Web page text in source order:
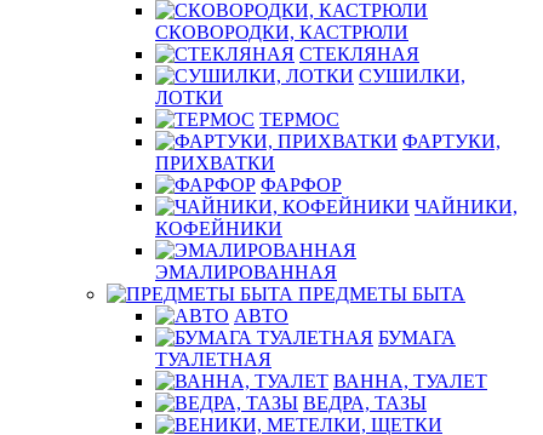
СКОВОРОДКИ, КАСТРЮЛИ
СТЕКЛЯНАЯ
СУШИЛКИ,
ЛОТКИ
ТЕРМОС
ФАРТУКИ,
ПРИХВАТКИ
ФАРФОР
ЧАЙНИКИ,
КОФЕЙНИКИ
ЭМАЛИРОВАННАЯ
ПРЕДМЕТЫ БЫТА
АВТО
БУМАГА
ТУАЛЕТНАЯ
ВАННА, ТУАЛЕТ
ВЕДРА, ТАЗЫ